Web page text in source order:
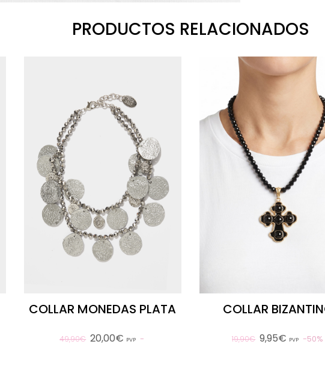
PRODUCTOS RELACIONADOS
COLLAR MONEDAS PLATA
49,90€ 20,00€ PVP
COLLAR
19,90€ 9,95€ PVP 50%